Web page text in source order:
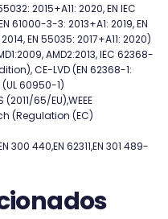
2015+A11: 2020, EN IEC
61000-3-3: 2013+A1: 2019, EN
EN 55035: 2017+A11: 2020)
AMD2:2013, IEC 62368-
CE-LVD (EN 62368-1:
(UL 60950-1)
(2011/65/EU),WEEE
(Regulation (EC)
300 440,EN 62311,EN 301 489-